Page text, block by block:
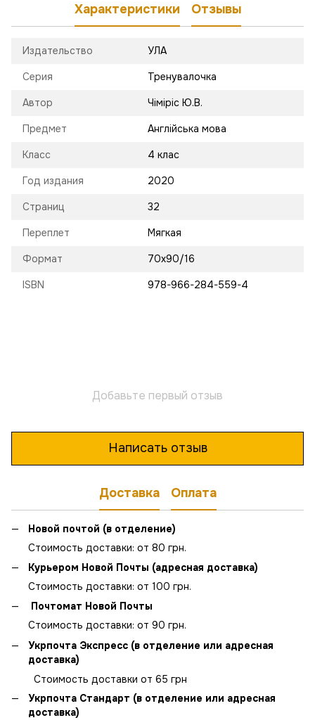
Характеристики Отзывы
Издательство УЛА
Серия Тренувалочка
Автор Чіміріс Ю.В.
Предмет Англійська мова
Класс 4 клас
Год издания 2020
Страниц 32
Переплет Мягкая
Формат 70х90/16
ISBN 978-966-284-559-4
Добавьте первый отзыв
Написать отзыв
Доставка Оплата
Новой почтой (в отделение)
Стоимость доставки: от 80 грн.
Курьером Новой Почты (адресная доставка)
Стоимость доставки: от 100 грн.
Почтомат Новой Почты
Стоимость доставки: от 90 грн.
Укрпочта Экспресс (в отделение или адресная
доставка)
Стоимость доставки от 65 грн
Укрпочта Стандарт (в отделение или адресная
доставка)